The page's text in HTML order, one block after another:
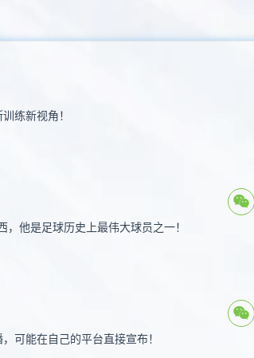
练新视角！
，他是足球历史上最伟大球员之一！
可能在自己的平台直接宣布！